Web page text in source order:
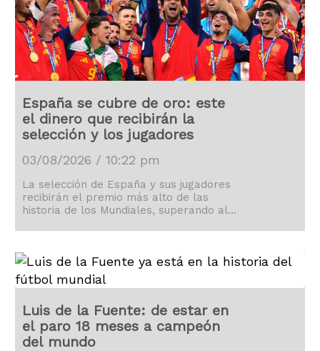
España se cubre de oro: este
el dinero que recibirán la
selección y los jugadores
03/08/2026 / 10:22 pm
La selección de España y sus jugadores
recibirán el premio más alto de las
historia de los Mundiales, superando al
Luis de la Fuente: de estar en
el paro 18 meses a campeón
del mundo